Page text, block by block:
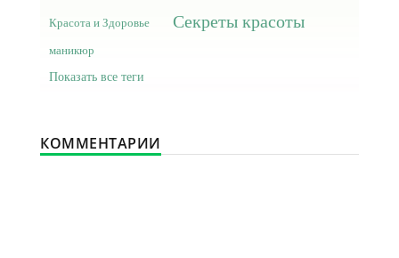
Красота и Здоровье Секреты красоты
маникюр
Показать все теги
КОММЕНТАРИИ